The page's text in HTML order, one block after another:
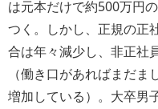
は元本だけで約500万円
つく。しかし、正規の正
合は年々減少し、非正社
（働き口があればまだ
増加している）。大卒男